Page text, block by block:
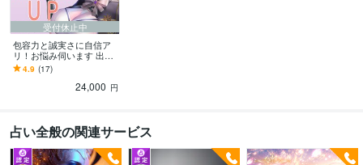
ンション エネルギーワーク全般
才能 仕事 占星学 西洋占星術
ヨード
分析 占い
受付休止中
包容力と誠実さに自信ア
リ！お悩み伺います 出生
図から才能と適性を分
析！占星学で原因を深掘
4.9 (17)
24,000 円
占い全般の関連サービス